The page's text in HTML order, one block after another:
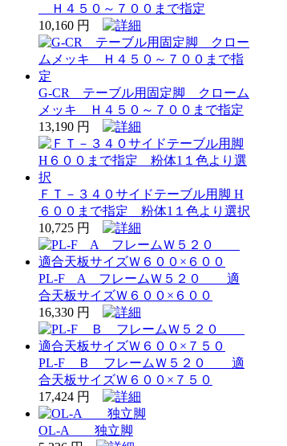
Ｈ４５０～７００まで指定
10,160 円
G-CR テーブル用固定脚 クローム
メッキ Ｈ４５０～７００まで指定
13,190 円
ＦＴ－３４０サイドテーブル用脚 H
６００まで指定 粉体1１色より選択
10,725 円
PL-F A フレームＷ５２０ 適
合天板サイズＷ６００×６００
16,330 円
PL-F Ｂ フレームＷ５２０ 適
合天板サイズＷ６００×７５０
17,424 円
OL-A 独立脚